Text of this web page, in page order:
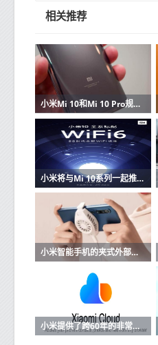
相关推荐
小米Mi 10和Mi 10 Pro规格和价格在线出现
小米将与Mi 10系列一起推出旗舰Wi-Fi 6路由器
小米智能手机的夹式外部散热风扇开始销售
小米提供了跨60年的非常长的Mi Cloud订阅计划